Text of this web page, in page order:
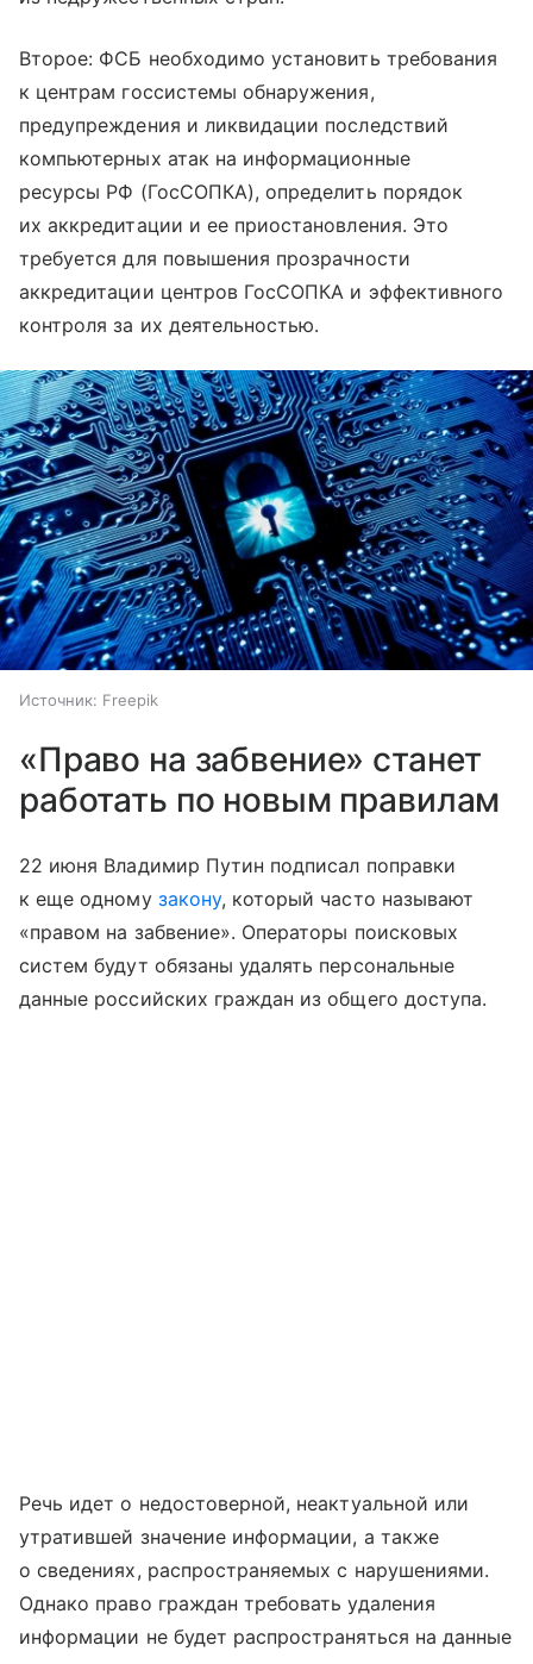
Второе: ФСБ необходимо установить требования
к центрам госсистемы обнаружения,
предупреждения и ликвидации последствий
компьютерных атак на информационные
ресурсы РФ (ГосСОПКА), определить порядок
их аккредитации и ее приостановления. Это
требуется для повышения прозрачности
аккредитации центров ГосСОПКА и эффективного
контроля за их деятельностью.
Источник: Freepik
«Право на забвение» станет
работать по новым правилам
22 июня Владимир Путин подписал поправки
к еще одному закону, который часто называют
«правом на забвение». Операторы поисковых
систем будут обязаны удалять персональные
данные российских граждан из общего доступа.
Речь идет о недостоверной, неактуальной или
утратившей значение информации, а также
о сведениях, распространяемых с нарушениями.
Однако право граждан требовать удаления
информации не будет распространяться на данные